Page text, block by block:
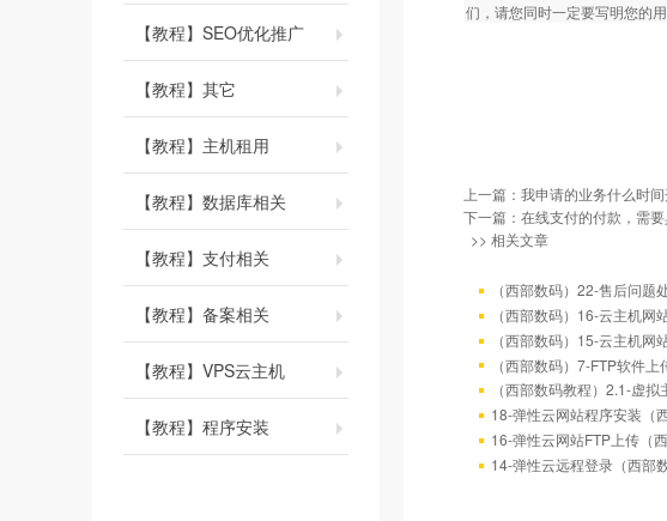
【教程】SEO优化推广
【教程】其它
【教程】主机租用
【教程】数据库相关
【教程】支付相关
【教程】备案相关
【教程】VPS云主机
【教程】程序安装
们，请您同时一定要写明您的
上一篇： 我申请的业务什么时
下一篇： 在线支付的付款，需
>> 相关文章
（西部数码）22-售后问题
（西部数码）16-云主机网
（西部数码）15-云主机网
（西部数码）7-FTP软件
（西部数码教程）2.1-虚
18-弹性云网站程序安装（
16-弹性云网站FTP上传（
14-弹性云远程登录（西部